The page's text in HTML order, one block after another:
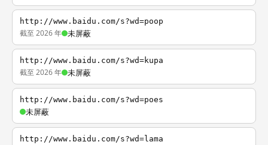
http://www.baidu.com/s?wd=poop
截至 2026 年 未屏蔽
http://www.baidu.com/s?wd=kupa
截至 2026 年 未屏蔽
http://www.baidu.com/s?wd=poes
未屏蔽
http://www.baidu.com/s?wd=lama